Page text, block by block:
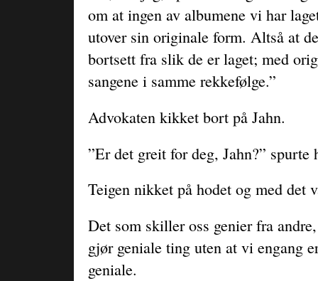
om at ingen av albumene vi har
utover sin originale form. Altså at
bortsett fra slik de er laget; med
sangene i samme rekkefølge.”
Advokaten kikket bort på Jahn.
”Er det greit for deg, Jahn?” spurte
Teigen nikket på hodet og med det
Det som skiller oss genier fra
gjør geniale ting uten at vi engang
geniale.